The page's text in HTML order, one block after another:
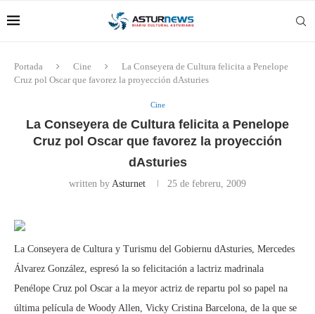
Portada Cine
La Conseyera de Cultura felicita a Penelope
Cruz pol Oscar que favorez la proyección dAsturies
Cine
La Conseyera de Cultura felicita a Penelope
Cruz pol Oscar que favorez la proyección
dAsturies
written by Asturnet 25 de febreru, 2009
La Conseyera de Cultura y Turismu del Gobiernu dAsturies, Mercedes
Álvarez González, espresó la so felicitación a lactriz madrinala
Penélope Cruz pol Oscar a la meyor actriz de repartu pol so papel na
última película de Woody Allen, Vicky Cristina Barcelona, de la que se